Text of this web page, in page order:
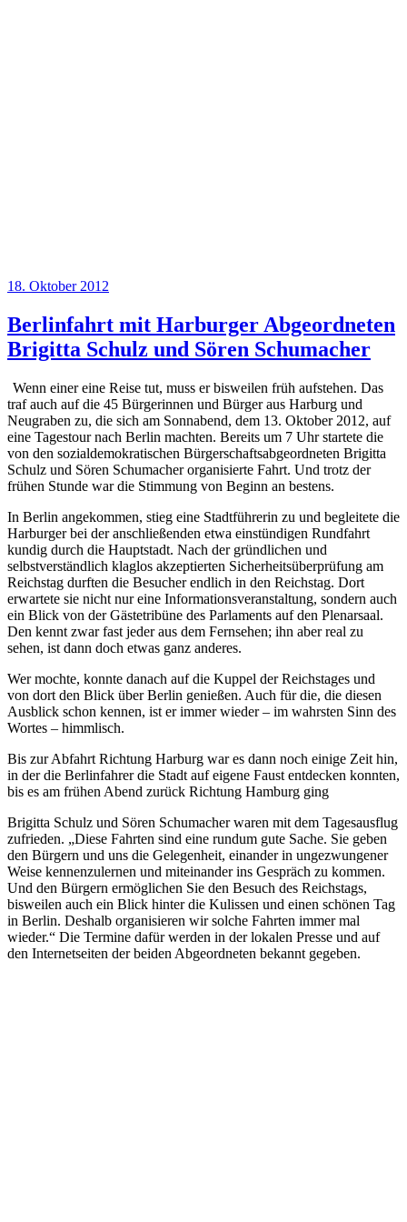
Veröffentlicht
18. Oktober 2012
Berlinfahrt mit Harburger Abgeordneten
Brigitta Schulz und Sören Schumacher
Wenn einer eine Reise tut, muss er bisweilen früh aufstehen. Das
traf auch auf die 45 Bürgerinnen und Bürger aus Harburg und
Neugraben zu, die sich am Sonnabend, dem 13. Oktober 2012, auf
eine Tagestour nach Berlin machten. Bereits um 7 Uhr startete die
von den sozialdemokratischen Bürgerschaftsabgeordneten Brigitta
Schulz und Sören Schumacher organisierte Fahrt. Und trotz der
frühen Stunde war die Stimmung von Beginn an bestens.
In Berlin angekommen, stieg eine Stadtführerin zu und begleitete die
Harburger bei der anschließenden etwa einstündigen Rundfahrt
kundig durch die Hauptstadt. Nach der gründlichen und
selbstverständlich klaglos akzeptierten Sicherheitsüberprüfung am
Reichstag durften die Besucher endlich in den Reichstag. Dort
erwartete sie nicht nur eine Informationsveranstaltung, sondern auch
ein Blick von der Gästetribüne des Parlaments auf den Plenarsaal.
Den kennt zwar fast jeder aus dem Fernsehen; ihn aber real zu
sehen, ist dann doch etwas ganz anderes.
Wer mochte, konnte danach auf die Kuppel der Reichstages und
von dort den Blick über Berlin genießen. Auch für die, die diesen
Ausblick schon kennen, ist er immer wieder – im wahrsten Sinn des
Wortes – himmlisch.
Bis zur Abfahrt Richtung Harburg war es dann noch einige Zeit hin,
in der die Berlinfahrer die Stadt auf eigene Faust entdecken konnten,
bis es am frühen Abend zurück Richtung Hamburg ging
Brigitta Schulz und Sören Schumacher waren mit dem Tagesausflug
zufrieden. „Diese Fahrten sind eine rundum gute Sache. Sie geben
den Bürgern und uns die Gelegenheit, einander in ungezwungener
Weise kennenzulernen und miteinander ins Gespräch zu kommen.
Und den Bürgern ermöglichen Sie den Besuch des Reichstags,
bisweilen auch ein Blick hinter die Kulissen und einen schönen Tag
in Berlin. Deshalb organisieren wir solche Fahrten immer mal
wieder.“ Die Termine dafür werden in der lokalen Presse und auf
den Internetseiten der beiden Abgeordneten bekannt gegeben.